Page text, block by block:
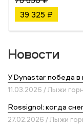
39 325 ₽
Новости
У Dynastar победа в
11.03.2026 / Лыжи
Rossignol: когда
27.02.2026 / Лыжи